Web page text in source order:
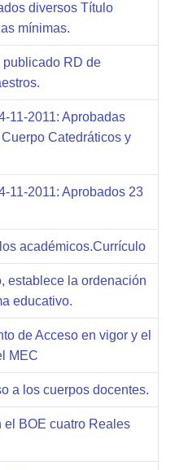
diversos Título
mínimas.
publicado RD de
11-2011: Aprobadas
Catedráticos y
11-2011: Aprobados 23
académicos.Currículo
establece la ordenación
educativo.
de Acceso en vigor y el
MEC
a los cuerpos docentes.
el BOE cuatro Reales